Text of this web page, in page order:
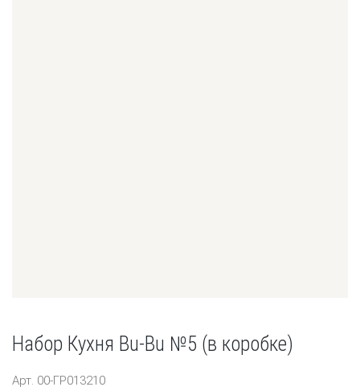
Набор Кухня Bu-Bu №5 (в коробке)
Арт. 00-ГР013210